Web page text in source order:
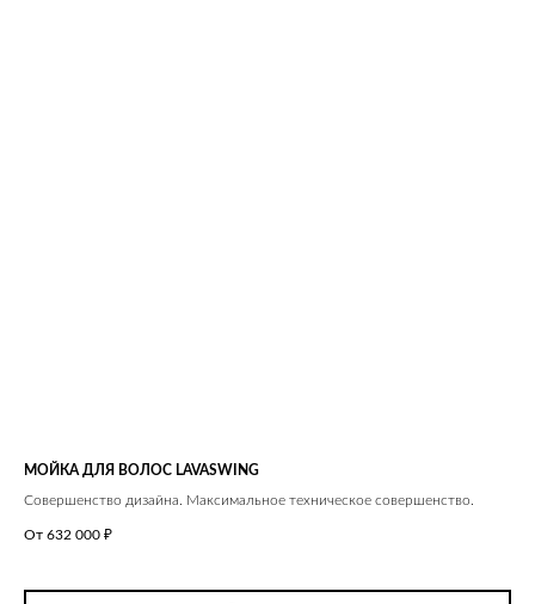
МОЙКА ДЛЯ ВОЛОС LAVASWING
Совершенство дизайна. Максимальное техническое совершенство.
От 632 000 ₽